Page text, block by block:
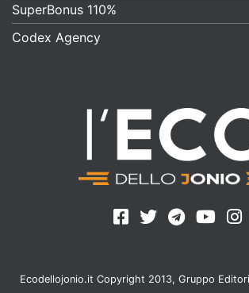
SuperBonus 110%
Codex Agency
Ecodellojonio.it Copyright 2013, Gruppo